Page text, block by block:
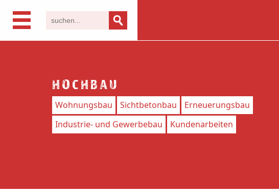
HOCHBAU
Wohnungsbau Sichtbetonbau
Erneuerungsbau
Industrie- und Gewerbebau
Kundenarbeiten